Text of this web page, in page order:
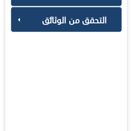
التحقق من الوثائق